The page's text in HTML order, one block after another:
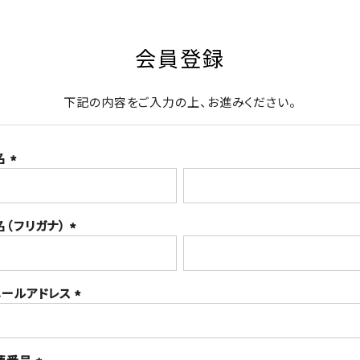
会員登録
下記の内容をご入力の上、お進みください。
須)
フリガナ）
須)
ールアドレス
須)